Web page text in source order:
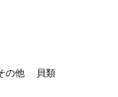
の他 貝類